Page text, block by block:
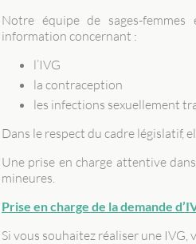
Notre équipe de sages-
information concernant :
l’IVG
la contraception
les infections sexuellement
Dans le respect du cadre législatif,
Une prise en charge attentive
mineures.
Prise en charge de la demande
Si vous souhaitez réaliser une IVG,